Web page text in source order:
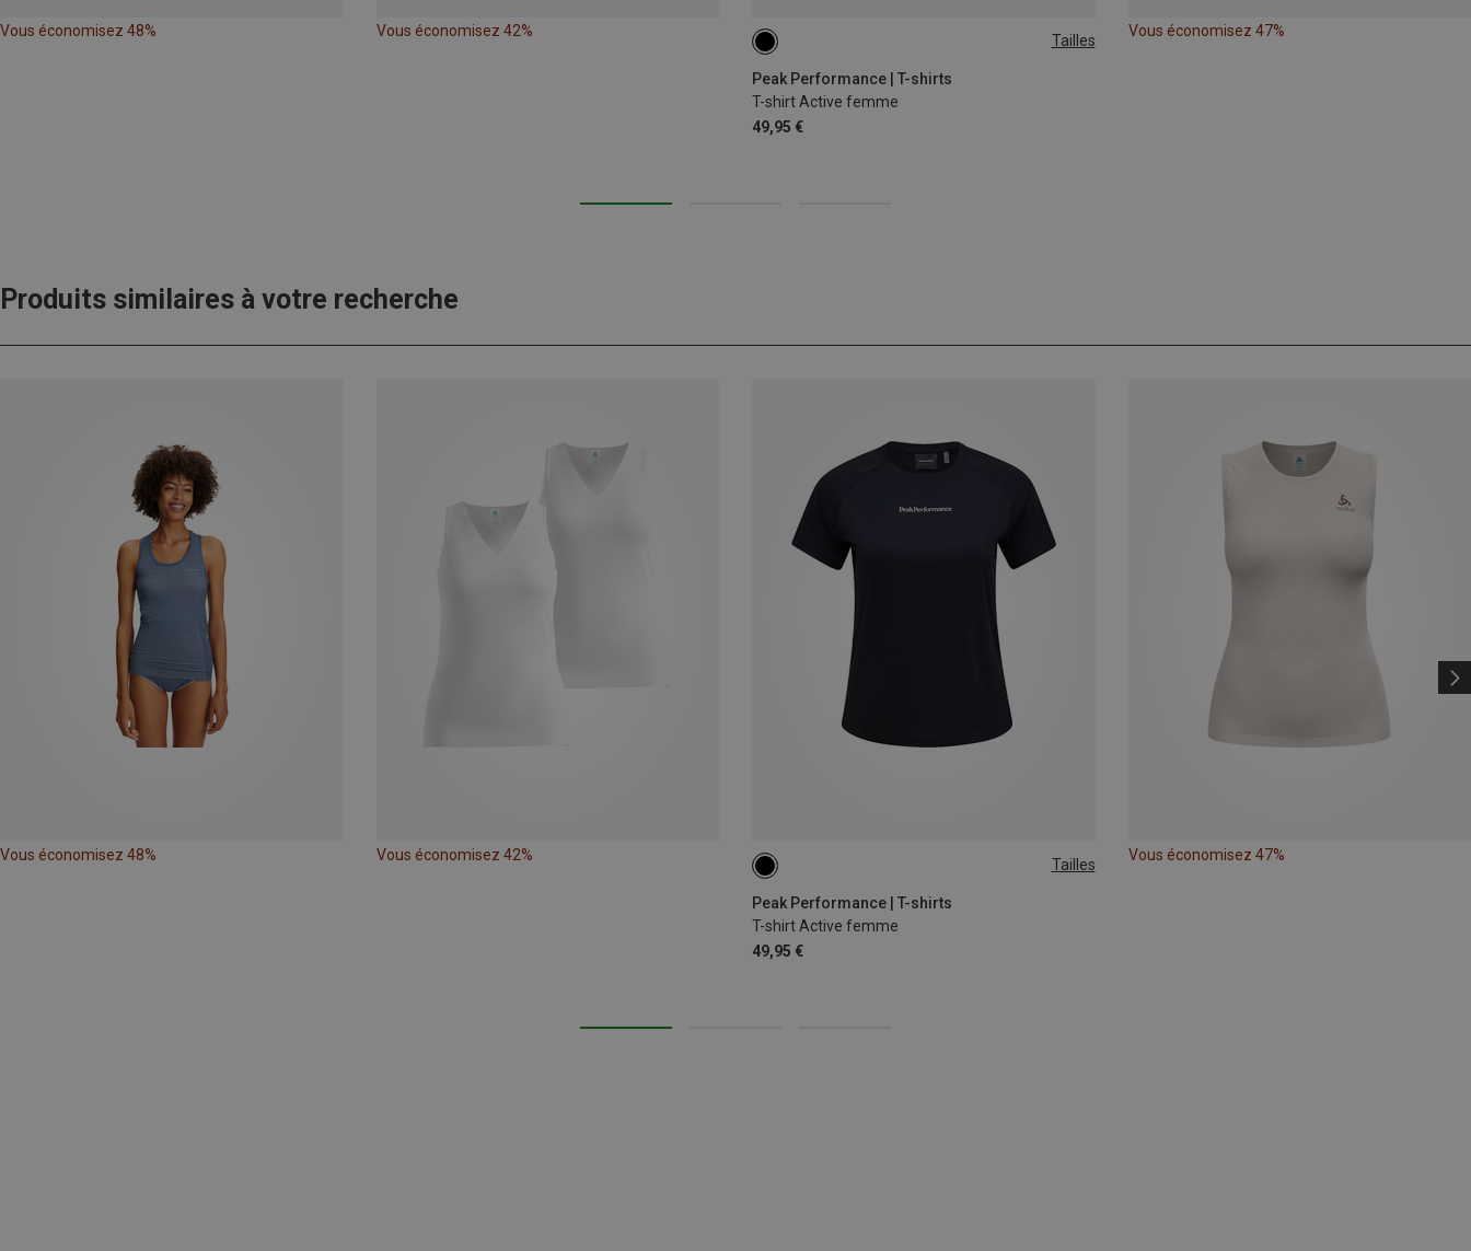
Vous économisez 48% Vous économisez 42%
Tailles
Peak Performance | T-shirts
T-shirt Active femme
49,95 €
XS
Vous économisez 47%
Produits similaires à votre recherche
Vous économisez 48% Vous économisez 42%
Tailles
Peak Performance | T-shirts
T-shirt Active femme
49,95 €
XS
Vous économisez 47%